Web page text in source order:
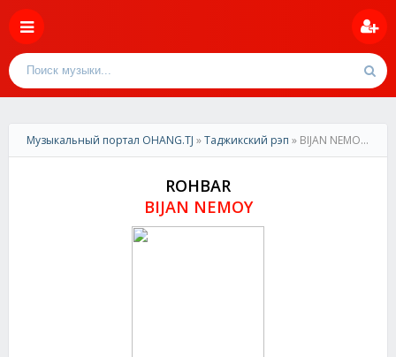
Музыкальный портал OHANG.TJ »Таджикский рэп » BIJAN NEMOY - ROHBAR
ROHBAR
BIJAN NEMOY